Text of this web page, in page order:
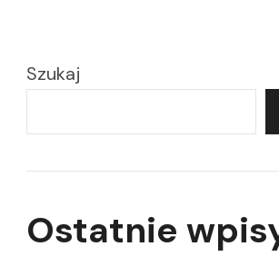
Szukaj
Ostatnie